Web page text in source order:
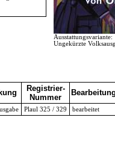
Ausstattungsvariante:
Ungekürzte
Registrier-
Nummer
Plaul 325 / 329 bearbeitet